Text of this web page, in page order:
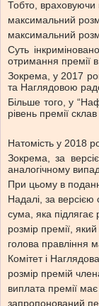
Тобто, враховуючи
максимальний
максимальний
Суть
отримання премії
Зокрема, у 2017
та Наглядовою
Більше того, у
рівень премії
Натомість у 2018
Зокрема, за
аналогічному
При цьому в
Надалі, за
сума, яка підлягає
розмір премії,
голова правління
Комітет і
розмір премій
виплата премії
запропонований